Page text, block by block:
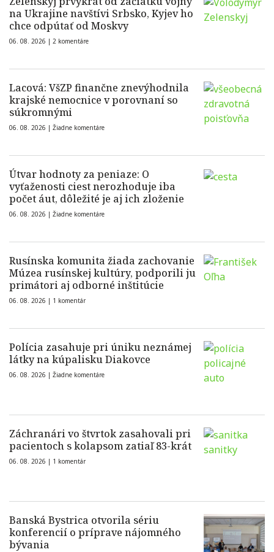
na Ukrajine navštívi Srbsko, Kyjev ho
chce odpútať od Moskvy
06. 08. 2026 | 2 komentáre
Lacová: VšZP finančne znevýhodnila
krajské nemocnice v porovnaní so
súkromnými
06. 08. 2026 | Žiadne komentáre
Útvar hodnoty za peniaze: O
vyťaženosti ciest nerozhoduje iba
počet áut, dôležité je aj ich zloženie
06. 08. 2026 | Žiadne komentáre
Rusínska komunita žiada zachovanie
Múzea rusínskej kultúry, podporili ju
primátori aj odborné inštitúcie
06. 08. 2026 | 1 komentár
Polícia zasahuje pri úniku neznámej
látky na kúpalisku Diakovce
06. 08. 2026 | Žiadne komentáre
Záchranári vo štvrtok zasahovali pri
pacientoch s kolapsom zatiaľ 83-krát
06. 08. 2026 | 1 komentár
Banská Bystrica otvorila sériu
konferencií o príprave nájomného
bývania